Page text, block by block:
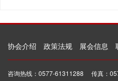
协会介绍 政策法规 展会信息
咨询热线：0577-61311288 传真：